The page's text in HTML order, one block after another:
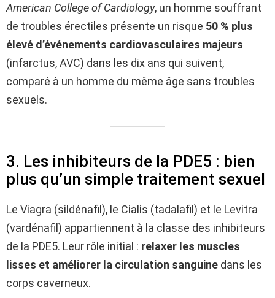
American College of Cardiology, un homme souffrant
de troubles érectiles présente un risque 50 % plus
élevé d’événements cardiovasculaires majeurs
(infarctus, AVC) dans les dix ans qui suivent,
comparé à un homme du même âge sans troubles
sexuels.
3. Les inhibiteurs de la PDE5 : bien
plus qu’un simple traitement sexuel
Le Viagra (sildénafil), le Cialis (tadalafil) et le Levitra
(vardénafil) appartiennent à la classe des inhibiteurs
de la PDE5. Leur rôle initial : relaxer les muscles
lisses et améliorer la circulation sanguine dans les
corps caverneux.